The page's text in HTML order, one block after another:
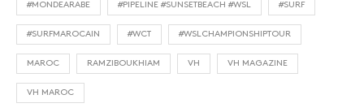
#MONDEARABE #PIPELINE #SUNSETBEACH #WSL #SURF
#SURFMAROCAIN #WCT #WSLCHAMPIONSHIPTOUR
MAROC RAMZIBOUKHIAM VH VH MAGAZINE
VH MAROC